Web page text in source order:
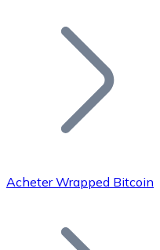
Ajoutez le token de
Bitcoin
Acheter Wrapped Bitcoin